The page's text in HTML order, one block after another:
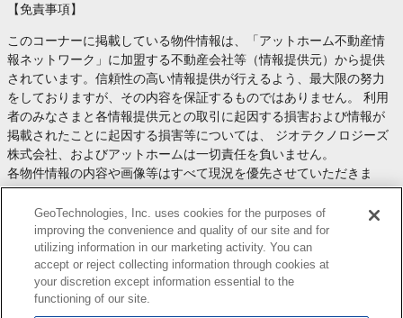
【免責事項】
このコーナーに掲載している物件情報は、「アットホーム不動産情
報ネットワーク」に加盟する不動産会社等（情報提供元）から提供
されています。信頼性の高い情報提供が行えるよう、最大限の努力
をしておりますが、その内容を保証するものではありません。 利用
者のみなさまと各情報提供元との取引に起因する損害および情報が
掲載されたことに起因する損害等については、 ジオテクノロジーズ
株式会社、およびアットホームは一切責任を負いません。
各物件情報の内容や画像等はすべて現況を優先させていただきま
す。
お取引等（お取引の準備、資金調達等を含みます）の際には、内容
や契約条件等について、 各情報提供元より十分な説明を受け、ご自
身でご確認の上、判断してください。
このコーナーへの物件情報のご掲載、その他不動産業務ソリューシ
ョン等についての不動産会社様のお問合せはこちら
します。
GeoTechnologies, Inc. uses cookies for the purposes of
improving the convenience and quality of our site and for
utilizing information in our marketing activity. You can
accept or reject collecting information through cookies at
your discretion except information essential to the
functioning of our site.